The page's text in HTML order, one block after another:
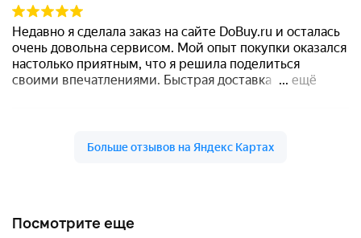
Посмотрите еще